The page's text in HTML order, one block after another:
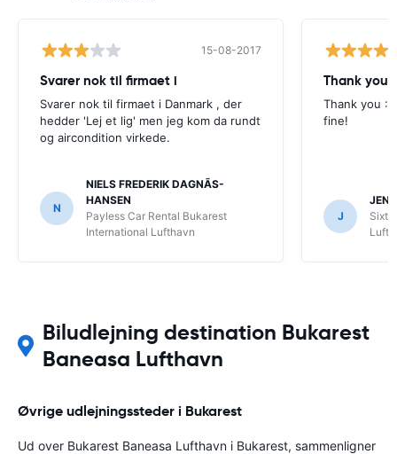
15-08-2017
Svarer nok til firmaet i
Svarer nok til firmaet i Danmark , der
hedder 'Lej et lig' men jeg kom da rundt
og aircondition virkede.
N
NIELS FREDERIK DAGNÃS-
HANSEN
Payless Car Rental Bukarest
International Lufthavn
Thank you
Thank you
fine!
J
Sixt
Biludlejning destination Bukarest
Baneasa Lufthavn
Øvrige udlejningssteder i Bukarest
Ud over Bukarest Baneasa Lufthavn i Bukarest, sammenligner